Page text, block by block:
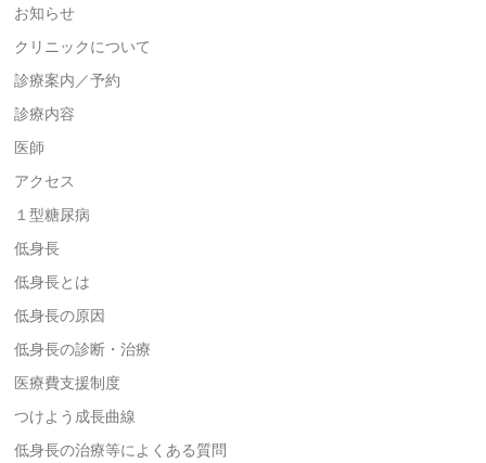
お知らせ
クリニックについて
診療案内／予約
診療内容
医師
アクセス
１型糖尿病
低身長
低身長とは
低身長の原因
低身長の診断・治療
医療費支援制度
つけよう成長曲線
低身長の治療等によくある質問